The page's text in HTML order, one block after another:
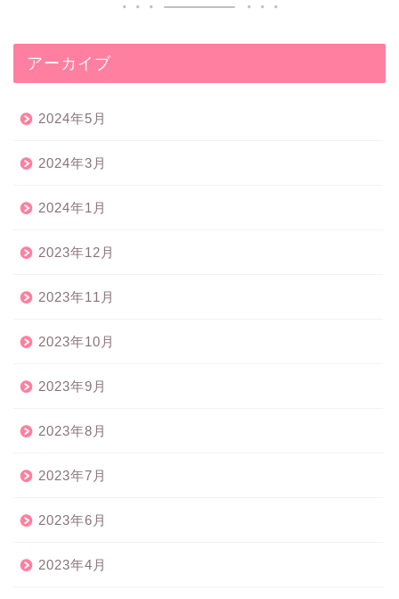
アーカイブ
2024年5月
2024年3月
2024年1月
2023年12月
2023年11月
2023年10月
2023年9月
2023年8月
2023年7月
2023年6月
2023年4月